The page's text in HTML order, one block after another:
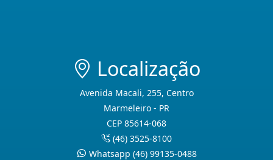
Localização
Avenida Macali, 255, Centro
Marmeleiro - PR
CEP 85614-068
(46) 3525-8100
Whatsapp (46) 99135-0488